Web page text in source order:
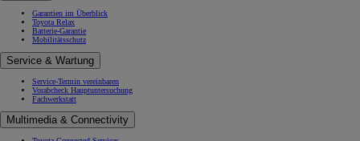
Garantien im Überblick
Toyota Relax
Batterie-Garantie
Mobilitätsschutz
Service & Wartung
Service-Termin vereinbaren
Vorabcheck Hauptuntersuchung
Fachwerkstatt
Multimedia & Connectivity